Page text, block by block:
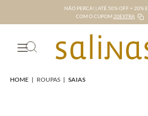
NÃO PERCA! | ATÉ 50% OFF + 20%
COM O CUPOM 20EXTRA
HOME | ROUPAS | SAIAS